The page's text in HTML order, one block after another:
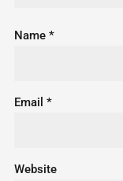
Name *
Email *
Website